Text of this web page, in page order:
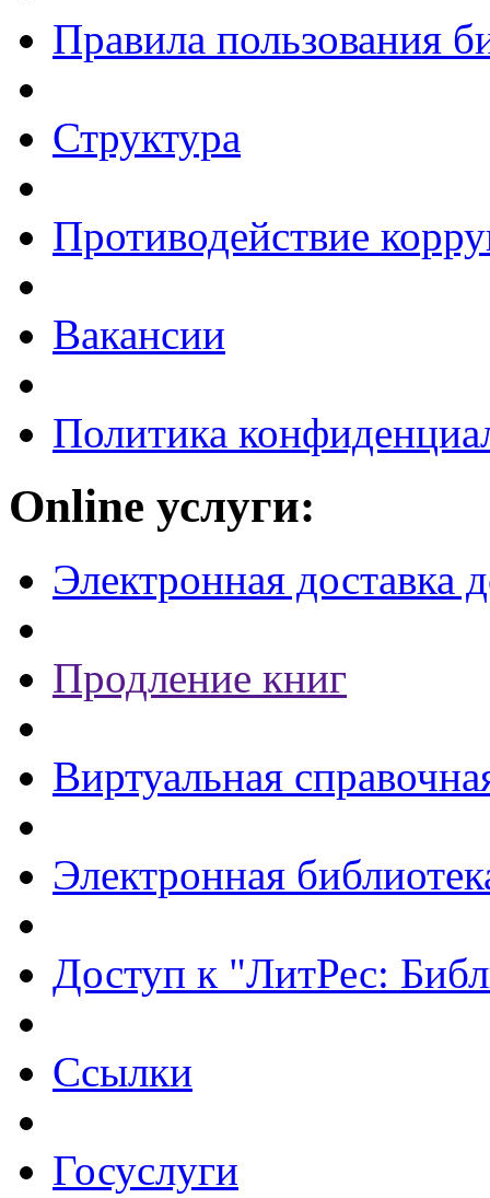
Правила пользования
Структура
Противодействие
Вакансии
Политика
Online услуги:
Электронная доставка
Продление книг
Виртуальная
Электронная
Доступ к "ЛитРес:
Ссылки
Госуслуги